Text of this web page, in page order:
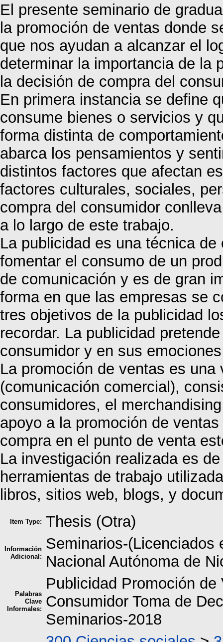
El presente seminario de
la promoción de ventas donde
que nos ayudan a alcanzar el
determinar la importancia de la
la decisión de compra del
En primera instancia se define
consume bienes o servicios y
forma distinta de
abarca los pensamientos y
distintos factores que afectan
factores culturales, sociales,
compra del consumidor
a lo largo de este trabajo.
La publicidad es una técnica
fomentar el consumo de un
de comunicación y es de gran
forma en que las empresas se
tres objetivos de la publicidad
recordar. La publicidad
consumidor y en sus
La promoción de ventas es
(comunicación comercial),
consumidores, el
apoyo a la promoción de
compra en el punto de venta
La investigación realizada es
herramientas de trabajo
libros, sitios web, blogs, y
Item Type: Thesis (Otra)
Información
Adicional:
Seminarios-(Licenciados
Nacional Autónoma de
Palabras
Clave
Informales:
Publicidad Promoción
Consumidor Toma de
Seminarios-2018